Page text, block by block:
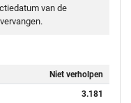
van de
Niet verholpen
3.181